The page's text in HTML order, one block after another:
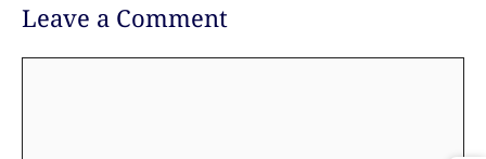
Leave a Comment